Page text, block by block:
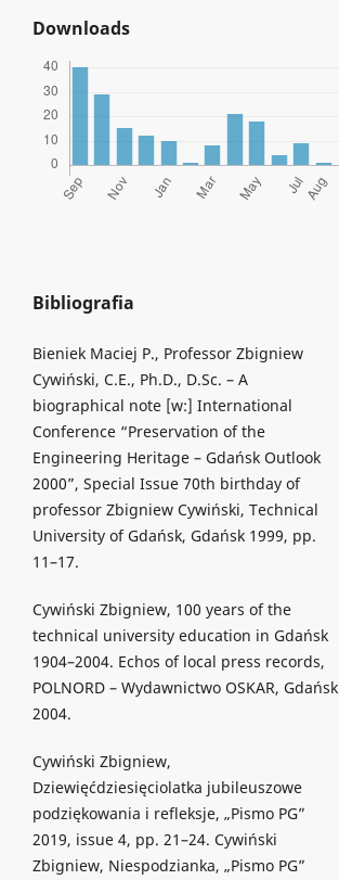
Downloads
Bibliografia
Bieniek Maciej P., Professor Zbigniew
Cywiński, C.E., Ph.D., D.Sc. – A
biographical note [w:] International
Conference “Preservation of the
Engineering Heritage – Gdańsk Outlook
2000”, Special Issue 70th birthday of
professor Zbigniew Cywiński, Technical
University of Gdańsk, Gdańsk 1999, pp.
11–17.
Cywiński Zbigniew, 100 years of the
technical university education in Gdańsk
1904–2004. Echos of local press records,
POLNORD – Wydawnictwo OSKAR, Gdańsk
2004.
Cywiński Zbigniew,
Dziewięćdziesięciolatka jubileuszowe
podziękowania i refleksje, „Pismo PG”
2019, issue 4, pp. 21–24. Cywiński
Zbigniew, Niespodzianka, „Pismo PG”